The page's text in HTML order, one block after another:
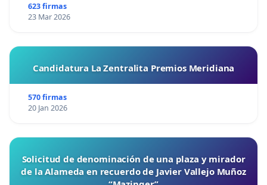
623 firmas
23 Mar 2026
Candidatura La Zentralita Premios Meridiana
570 firmas
20 Jan 2026
Solicitud de denominación de una plaza y mirador
de la Alameda en recuerdo de Javier Vallejo Muñoz